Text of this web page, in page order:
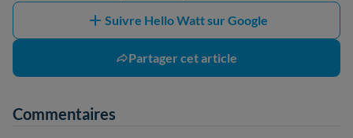
Suivre Hello Watt sur Google
Partager cet article
Commentaires